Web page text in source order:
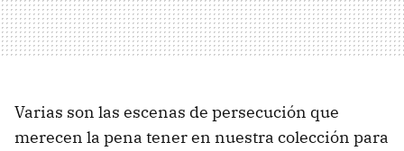
Varias son las escenas de persecución que
merecen la pena tener en nuestra colección para